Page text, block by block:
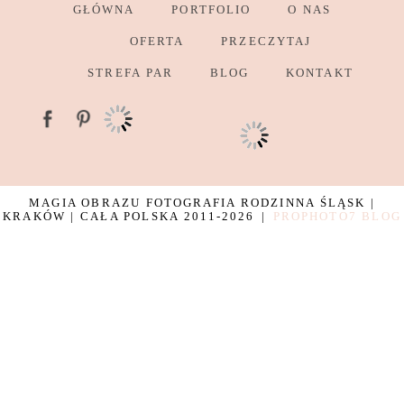
GŁÓWNA PORTFOLIO O NAS
OFERTA PRZECZYTAJ
STREFA PAR BLOG KONTAKT
MAGIA OBRAZU FOTOGRAFIA RODZINNA ŚLĄSK |
KRAKÓW | CAŁA POLSKA 2011-2026
| PROPHOTO7 BLOG